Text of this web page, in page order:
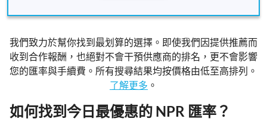
我們致力於幫你找到最划算的選擇。即使我們因提供推薦而
收到合作報酬，也絕對不會干預供應商的排名，更不會影響
您的匯率與手續費。所有搜尋結果均按價格由低至高排列。
了解更多 。
如何找到今日最優惠的 NPR 匯率？